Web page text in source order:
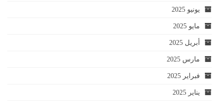
يونيو 2025
مايو 2025
أبريل 2025
مارس 2025
فبراير 2025
يناير 2025